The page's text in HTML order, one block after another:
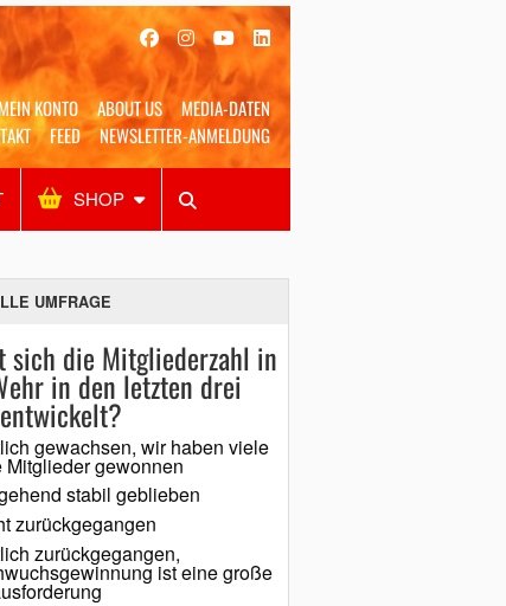
MEIN KONTO ABOUT US
MEDIA-DATEN
FEED NEWSLETTER-ANMELDUNG
SHOP
Shop SUCHEN
UMFRAGE
sich die Mitgliederzahl in
in den letzten drei
gewachsen, wir haben viele
Mitglieder gewonnen
stabil geblieben
zurückgegangen
zurückgegangen,
ist eine große